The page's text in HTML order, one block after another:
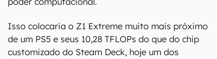
Isso colocaria o Z1 Extreme muito mais próximo
de um PS5 e seus 10,28 TFLOPs do que do chip
customizado do Steam Deck, hoje um dos